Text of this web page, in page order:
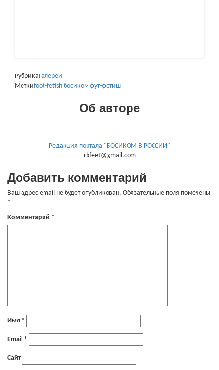
РубрикаГалереи
Меткиfoot-fetish босиком фут-фетиш
Об авторе
Редакция портала "БОСИКОМ В РОССИИ"
rbfeet@gmail.com
Добавить комментарий
Ваш адрес email не будет опубликован. Обязательные поля помечены
*
Комментарий *
Имя *
Email *
Сайт